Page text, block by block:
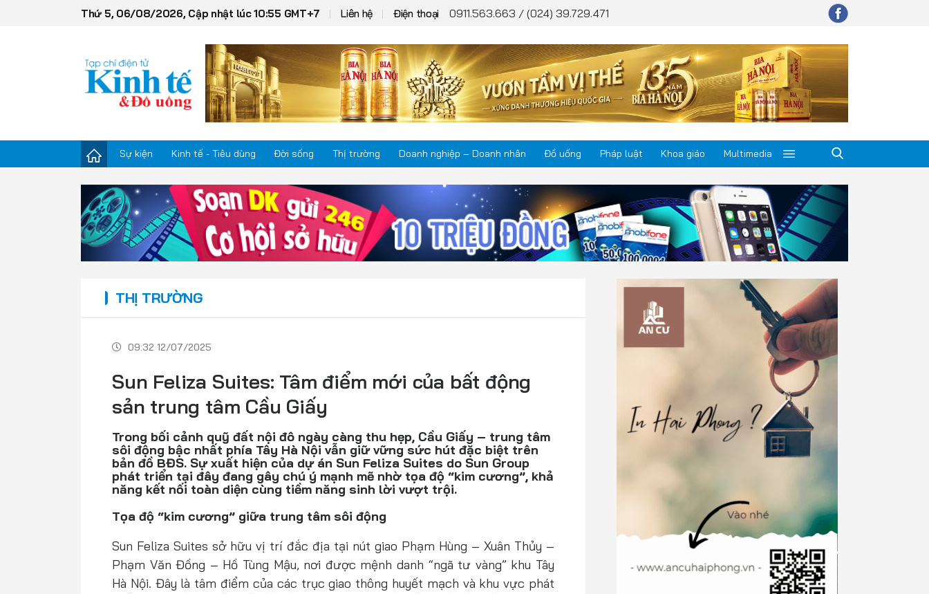
Thứ 5, 06/08/2026, Cập nhật lúc 10:55 GMT+7 Liên hệ Điện thoại 0911.563.663 / (024) 39.729.471
Sự kiện Kinh tế - Tiêu dùng Đời sống Thị trường Doanh nghiệp – Doanh nhân Đồ uống Pháp luật Khoa giáo Multimedia
Kinh tế - Tiêu dùng
Đời sống
Doanh nghiệp – Doanh nhân
Đồ uống
Khoa giáo
Multimedia
THỊ TRƯỜNG
09:32 12/07/2025
Sun Feliza Suites: Tâm điểm mới của bất động
sản trung tâm Cầu Giấy
Trong bối cảnh quỹ đất nội đô ngày càng thu hẹp, Cầu Giấy – trung tâm
sôi động bậc nhất phía Tây Hà Nội vẫn giữ vững sức hút đặc biệt trên
bản đồ BĐS. Sự xuất hiện của dự án Sun Feliza Suites do Sun Group
phát triển tại đây đang gây chú ý mạnh mẽ nhờ tọa độ “kim cương”, khả
năng kết nối toàn diện cùng tiềm năng sinh lời vượt trội.
Tọa độ “kim cương” giữa trung tâm sôi động
Sun Feliza Suites sở hữu vị trí đắc địa tại nút giao Phạm Hùng – Xuân Thủy –
Phạm Văn Đồng – Hồ Tùng Mậu, nơi được mệnh danh “ngã tư vàng” khu Tây
Hà Nội. Đây là tâm điểm của các trục giao thông huyết mạch và khu vực phát